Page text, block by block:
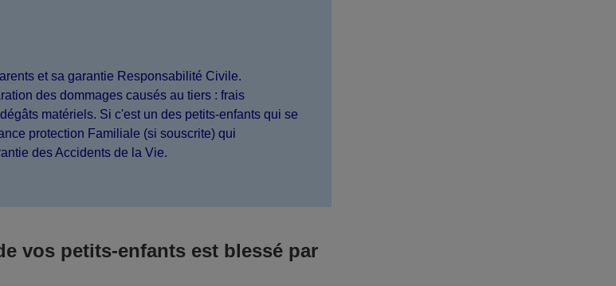
et sa garantie Responsabilité Civile.
des dommages causés au tiers : frais
matériels. Si c'est un des petits-enfants qui se
protection Familiale (si souscrite) qui
des Accidents de la Vie.
vos petits-enfants est blessé par